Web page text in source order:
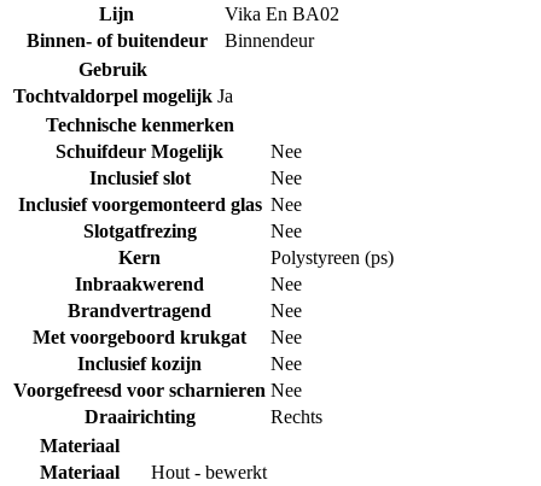
Lijn
Vika En BA02
Binnen- of buitendeur
Binnendeur
Gebruik
Tochtvaldorpel mogelijk Ja
Technische kenmerken
Schuifdeur Mogelijk
Nee
Inclusief slot
Nee
Inclusief voorgemonteerd glas Nee
Slotgatfrezing
Nee
Kern
Polystyreen (ps)
Inbraakwerend
Nee
Brandvertragend
Nee
Met voorgeboord krukgat
Nee
Inclusief kozijn
Nee
Voorgefreesd voor scharnieren Nee
Draairichting
Rechts
Materiaal
Materiaal
Hout - bewerkt